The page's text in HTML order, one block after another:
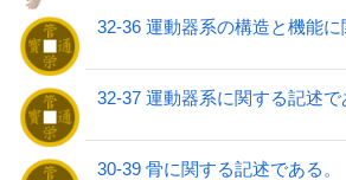
32-36 運動器系の構造と機能に
32-37 運動器系に関する記述で
30-39 骨に関する記述である。